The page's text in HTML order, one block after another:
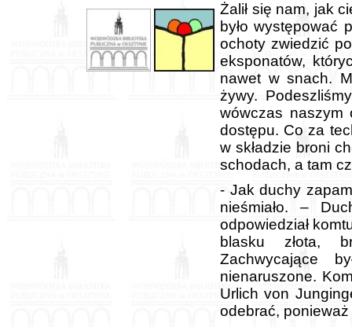
Żalił się nam, jak
było występować
ochoty zwiedzić
eksponatów,
nawet w snach.
żywy.
wówczas naszym
dostępu. Co za
w składzie broni
schodach, a tam
- Jak duchy
nieśmiało. –
odpowiedział
blasku złota,
Zachwycające
nienaruszone.
Urlich von
odebrać, ponieważ